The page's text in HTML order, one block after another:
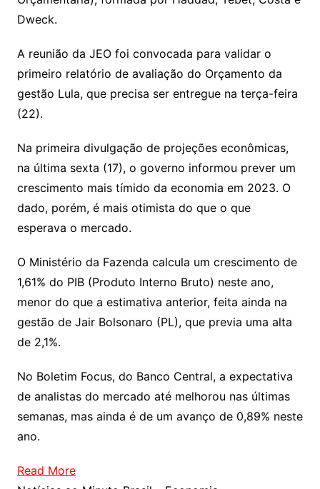
Dweck.
A reunião da JEO foi convocada para validar o
primeiro relatório de avaliação do Orçamento da
gestão Lula, que precisa ser entregue na terça-feira
(22).
Na primeira divulgação de projeções econômicas,
na última sexta (17), o governo informou prever um
crescimento mais tímido da economia em 2023. O
dado, porém, é mais otimista do que o que
esperava o mercado.
O Ministério da Fazenda calcula um crescimento de
1,61% do PIB (Produto Interno Bruto) neste ano,
menor do que a estimativa anterior, feita ainda na
gestão de Jair Bolsonaro (PL), que previa uma alta
de 2,1%.
No Boletim Focus, do Banco Central, a expectativa
de analistas do mercado até melhorou nas últimas
semanas, mas ainda é de um avanço de 0,89% neste
ano.
Read More